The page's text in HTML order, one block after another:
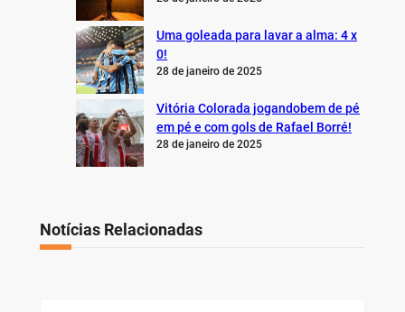
Uma goleada para lavar a alma: 4 x
0!
28 de janeiro de 2025
Vitória Colorada jogandobem de pé
em pé e com gols de Rafael Borré!
28 de janeiro de 2025
Notícias Relacionadas